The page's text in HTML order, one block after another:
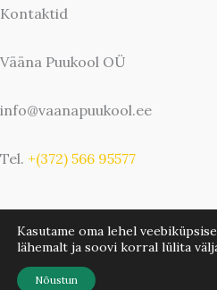
Kontaktid
Vääna Puukool OÜ
info@vaanapuukool.ee
Tel. +(372) 566 95577
Kasutame oma lehel
lähemalt ja soovi korral lülita
Nõustun